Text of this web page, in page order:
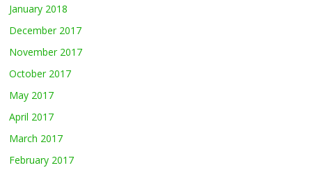
January 2018
December 2017
November 2017
October 2017
May 2017
April 2017
March 2017
February 2017